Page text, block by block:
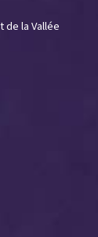
de la Vallée